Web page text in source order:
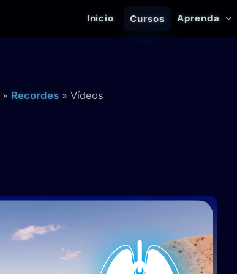
Inicio Cursos Aprenda
Recordes Vídeos